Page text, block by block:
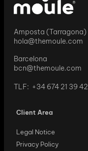
Amposta (Tarragona)
hola@themoule.com
Barcelona
bcn@themoule.com
TLF: +34 674 21 39 42
Client Area
Legal Notice
Privacy Policy